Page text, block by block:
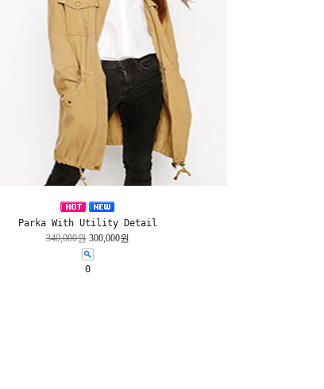
Parka With Utility Detail
340,000원 300,000원
0